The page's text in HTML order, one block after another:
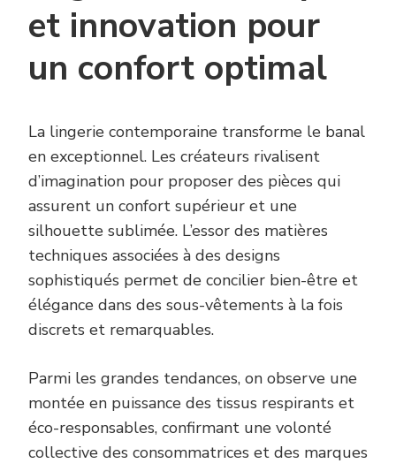
et innovation pour
un confort optimal
La lingerie contemporaine transforme le banal
en exceptionnel. Les créateurs rivalisent
d’imagination pour proposer des pièces qui
assurent un confort supérieur et une
silhouette sublimée. L’essor des matières
techniques associées à des designs
sophistiqués permet de concilier bien-être et
élégance dans des sous-vêtements à la fois
discrets et remarquables.
Parmi les grandes tendances, on observe une
montée en puissance des tissus respirants et
éco-responsables, confirmant une volonté
collective des consommatrices et des marques